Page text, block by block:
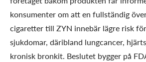
konsumenter om att en fullständig
cigaretter till ZYN innebär lägre risk
sjukdomar, däribland lungcancer,
kronisk bronkit. Beslutet bygger på